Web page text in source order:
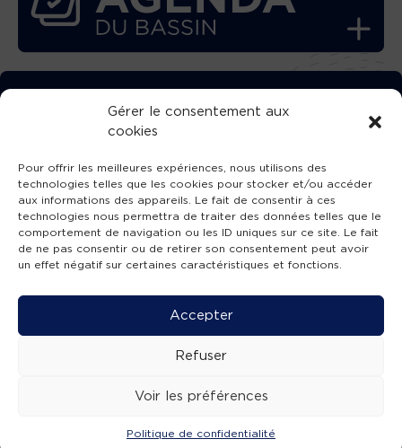
Gérer le consentement aux
cookies
Pour offrir les meilleures expériences, nous utilisons des
technologies telles que les cookies pour stocker et/ou accéder
aux informations des appareils. Le fait de consentir à ces
technologies nous permettra de traiter des données telles que le
comportement de navigation ou les ID uniques sur ce site. Le fait
de ne pas consentir ou de retirer son consentement peut avoir
un effet négatif sur certaines caractéristiques et fonctions.
Accepter
Refuser
Voir les préférences
Politique de confidentialité
ÉMISSIONS AGENDA
TÉLÉCHARGEZ GRATUITEMENT
L’APPLICATION TVBA !
SUIVEZ-NOUS !
Mentions légales -Accessibilité